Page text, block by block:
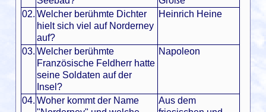
02. Welcher berühmte Dichter
hielt sich viel auf Norderney
auf?
Heinrich Heine
03. Welcher berühmte
Französische Feldherr hatte
seine Soldaten auf der
Insel?
Napoleon
04. Woher kommt der Name
Aus dem